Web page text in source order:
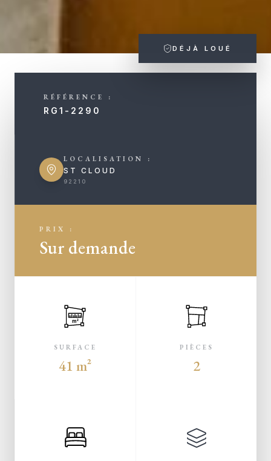
DÉJÀ LOUÉ
RÉFÉRENCE :
RG1-2290
LOCALISATION :
ST CLOUD
92210
PRIX :
Sur demande
m²
SURFACE
41 m²
PIÈCES
2